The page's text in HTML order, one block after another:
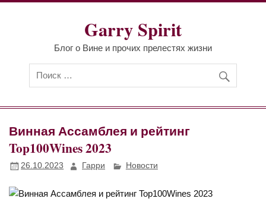
Перейти
Garry Spirit
Блог о Вине и прочих прелестях жизни
Винная Ассамблея и рейтинг
Top100Wines 2023
26.10.2023 Гарри Новости